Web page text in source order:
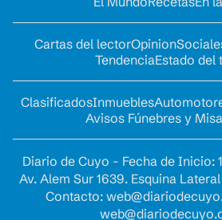
Cartas del lectorOpinion
TendenciaEstado del
ClasificadosInmuebles
Avisos Fúnebres y
Diario de Cuyo - Fecha de Inicio:
Av. Alem Sur 1639. Esquina
Contacto: